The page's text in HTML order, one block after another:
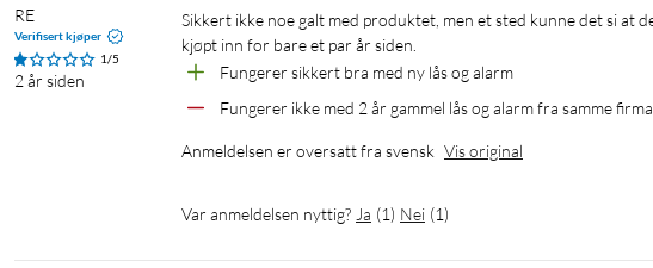
RE
Verifisert kjøper
1/5
2 år siden
Sikkert ikke noe galt med produktet, men et sted kunne det si at det ikke fungerte med låser og alarmer fra Yale som ble
kjøpt inn for bare et par år siden.
Fungerer sikkert bra med ny lås og alarm
Fungerer ikke med 2 år gammel lås og alarm fra samme firma
Anmeldelsen er oversatt fra svensk Vis original
Var anmeldelsen nyttig? Ja (1) Nei (1)